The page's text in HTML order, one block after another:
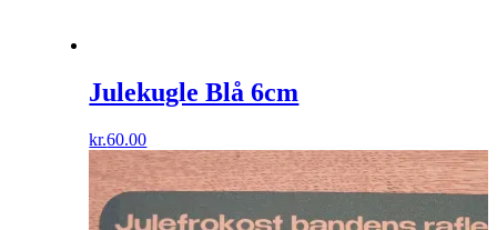
Julekugle Blå 6cm
kr.60.00